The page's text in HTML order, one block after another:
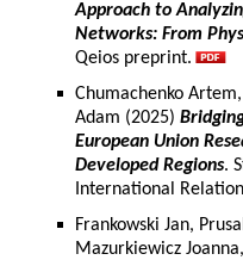
Approach to
Networks: From
Qeios preprint.
Chumachenko
Adam (2025)
European Union
Developed Regions.
International
Frankowski Jan,
Mazurkiewicz